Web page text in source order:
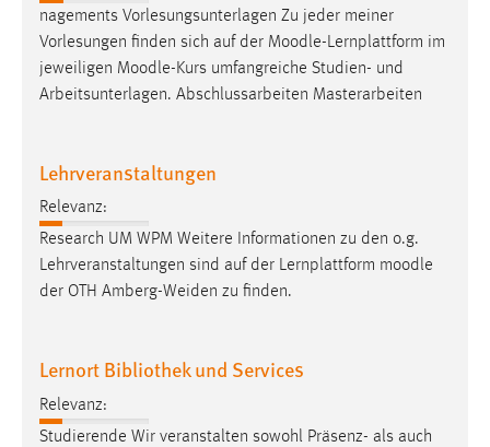
nagements Vorlesungsunterlagen Zu jeder meiner
Vorlesungen finden sich auf der Moodle-Lernplattform im
jeweiligen Moodle-Kurs umfangreiche Studien- und
Arbeitsunterlagen. Abschlussarbeiten Masterarbeiten
Lehrveranstaltungen
Relevanz:
Research UM WPM Weitere Informationen zu den o.g.
Lehrveranstaltungen sind auf der Lernplattform moodle
der OTH Amberg-Weiden zu finden.
Lernort Bibliothek und Services
Relevanz:
Studierende Wir veranstalten sowohl Präsenz- als auch
Zweck:
Wird benötigt um die Chatfunktion nutzen zu können.
Cookie Laufzeit:
MibewSessionID, mibew-chat-frame-style-
Login
fe_user, be_user, be_lastLoginProvider
einloggen zu können.
Cookie Laufzeit:
24 Stunden